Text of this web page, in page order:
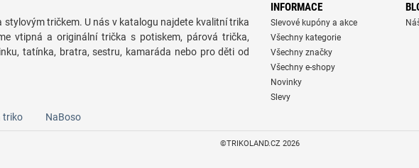
stylovým tričkem. U nás v katalogu najdete kvalitní trika
vtipná a originální trička s potiskem, párová trička,
tatínka, bratra, sestru, kamaráda nebo pro děti od
INFORMACE
Slevové kupóny a akce
Všechny kategorie
Všechny značky
Všechny e-shopy
Novinky
Slevy
triko NaBoso
©TRIKOLAND.CZ 2026